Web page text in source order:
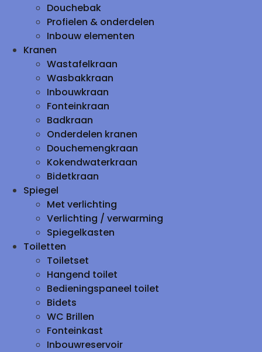
Douchebak
Profielen & onderdelen
Inbouw elementen
Kranen
Wastafelkraan
Wasbakkraan
Inbouwkraan
Fonteinkraan
Badkraan
Onderdelen kranen
Douchemengkraan
Kokendwaterkraan
Bidetkraan
Spiegel
Met verlichting
Verlichting / verwarming
Spiegelkasten
Toiletten
Toiletset
Hangend toilet
Bedieningspaneel toilet
Bidets
WC Brillen
Fonteinkast
Inbouwreservoir